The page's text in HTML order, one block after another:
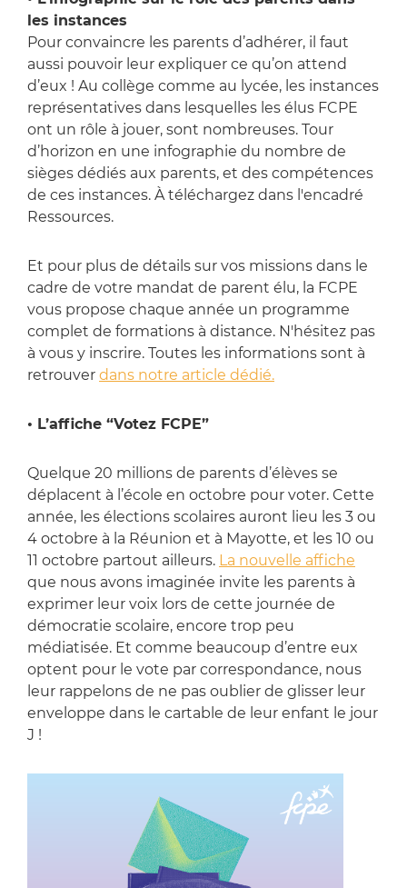
les instances
Pour convaincre les parents d’adhérer, il faut
aussi pouvoir leur expliquer ce qu’on attend
d’eux ! Au collège comme au lycée, les instances
représentatives dans lesquelles les élus FCPE
ont un rôle à jouer, sont nombreuses. Tour
d’horizon en une infographie du nombre de
sièges dédiés aux parents, et des compétences
de ces instances. À téléchargez dans l'encadré
Ressources.
Et pour plus de détails sur vos missions dans le
cadre de votre mandat de parent élu, la FCPE
vous propose chaque année un programme
complet de formations à distance. N'hésitez pas
à vous y inscrire. Toutes les informations sont à
retrouver dans notre article dédié.
• L’affiche “Votez FCPE”
Quelque 20 millions de parents d’élèves se
déplacent à l’école en octobre pour voter. Cette
année, les élections scolaires auront lieu les 3 ou
4 octobre à la Réunion et à Mayotte, et les 10 ou
11 octobre partout ailleurs. La nouvelle affiche
que nous avons imaginée invite les parents à
exprimer leur voix lors de cette journée de
démocratie scolaire, encore trop peu
médiatisée. Et comme beaucoup d’entre eux
optent pour le vote par correspondance, nous
leur rappelons de ne pas oublier de glisser leur
enveloppe dans le cartable de leur enfant le jour
J !